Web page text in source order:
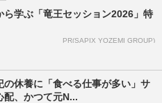
ら学ぶ「竜王セッション2026」特
PR(SAPIX YOZEMI GROUP)
の休養に「食べる仕事が多い」サ
配、かつて元N...